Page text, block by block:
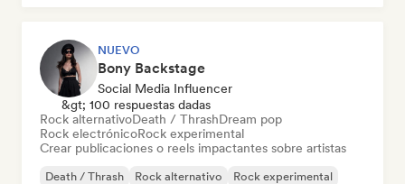
NUEVO
Bony Backstage
Social Media Influencer
&gt; 100 respuestas dadas
Rock alternativoDeath / ThrashDream pop
Rock electrónicoRock experimental
Crear publicaciones o reels impactantes sobre artistas
Death / Thrash Rock alternativo
Rock experimental